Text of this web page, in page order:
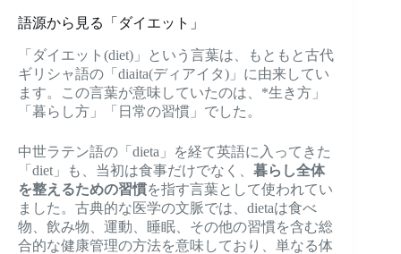
語源から見る「ダイエット」
「ダイエット(diet)」という言葉は、もともと古代
ギリシャ語の「diaita(ディアイタ)」に由来してい
ます。この言葉が意味していたのは、*生き方」
「暮らし方」「日常の習慣」でした。
中世ラテン語の「dieta」を経て英語に入ってきた
「diet」も、当初は食事だけでなく、 暮らし全体
を整えるための習慣を指す言葉として使われてい
ました。古典的な医学の文脈では、dietaは食べ
物、飲み物、運動、睡眠、その他の習慣を含む総
合的な健康管理の方法を意味しており、単なる体